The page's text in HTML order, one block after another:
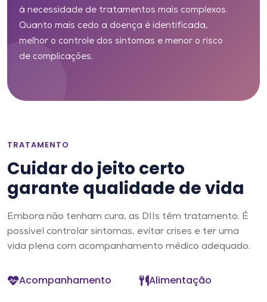
à necessidade de tratamentos mais complexos.
Quanto mais cedo a doença é identificada,
melhor o controle dos sintomas e menor o risco
de complicações.
TRATAMENTO
Cuidar do jeito certo
garante qualidade de vida
Embora não tenham cura, as DIIs têm tratamento. É
possível controlar sintomas, evitar crises e ter uma
vida plena com acompanhamento médico adequado.
Acompanhamento
Alimentação